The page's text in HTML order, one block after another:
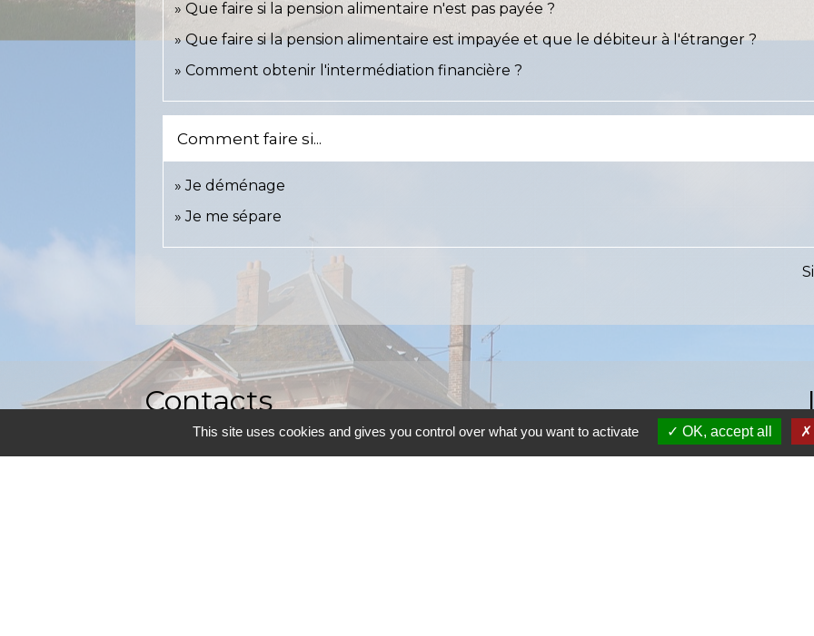
Que faire si la pension alimentaire n'est pas payée ?
Que faire si la pension alimentaire est impayée et que le débiteur à l'étranger ?
Comment obtenir l'intermédiation financière ?
Comment faire si...
Je déménage
Je me sépare
Contacts
Commune d'Allainville-aux-Bois
This site uses cookies and gives you control over what you want to activate OK, accept all